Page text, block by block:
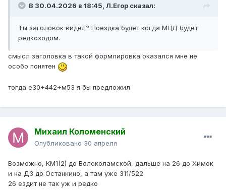
В 30.04.2026 в 18:45, Л.Егор сказал:
Ты заголовок видел? Поездка будет когда МЦД будет
редкоходом.
смысл заголовка в такой формлировка оказался мне не
особо понятен
тогда е30+442+м53 я бы предложил
Михаил Коломенский
Опубликовано 30 апреля
Возможно, КМ1(2) до Волоколамской, дальше на 26 до Химок
и на Д3 до Останкино, а там уже 311/522
26 ездит не так уж и редко